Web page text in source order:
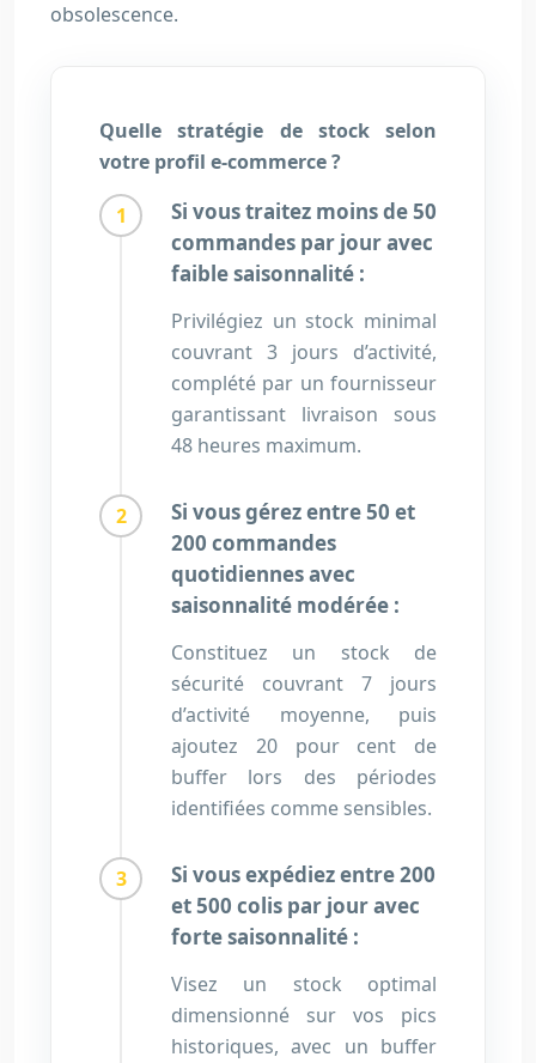
obsolescence.
Quelle stratégie de stock selon
votre profil e-commerce ?
Si vous traitez moins de 50
commandes par jour avec
faible saisonnalité :
Privilégiez un stock minimal
couvrant 3 jours d’activité,
complété par un fournisseur
garantissant livraison sous
48 heures maximum.
Si vous gérez entre 50 et
200 commandes
quotidiennes avec
saisonnalité modérée :
Constituez un stock de
sécurité couvrant 7 jours
d’activité moyenne, puis
ajoutez 20 pour cent de
buffer lors des périodes
identifiées comme sensibles.
Si vous expédiez entre 200
et 500 colis par jour avec
forte saisonnalité :
Visez un stock optimal
dimensionné sur vos pics
historiques, avec un buffer